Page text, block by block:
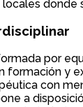
donde
por
formación y
con
a